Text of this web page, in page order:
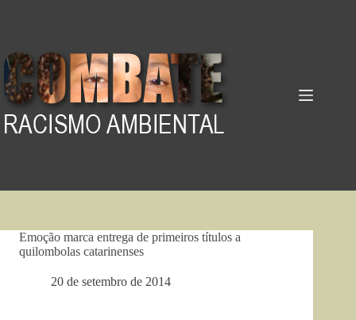
Emoção marca entrega de primeiros títulos a
quilombolas catarinenses
20 de setembro de 2014